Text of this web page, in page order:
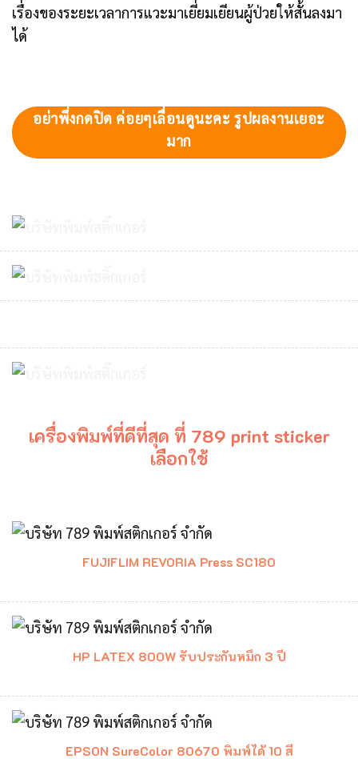
เรื่องของระยะเวลาการแวะมาเยี่ยมเยียนผู้ป่วยให้สั้นลงมา
ได้
อย่าพึ่งกดปิด ค่อยๆเลื่อนดูนะคะ รูปผลงานเยอะ
มาก
เครื่องพิมพ์ที่ดีที่สุด ที่ 789 print sticker
เลือกใช้
FUJIFLIM REVORIA Press SC180
HP LATEX 800W รับประกันหมึก 3 ปี
EPSON SureColor 80670 พิมพ์ได้ 10 สี